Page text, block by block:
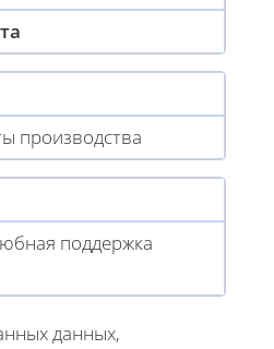
производства
поддержка
данных,